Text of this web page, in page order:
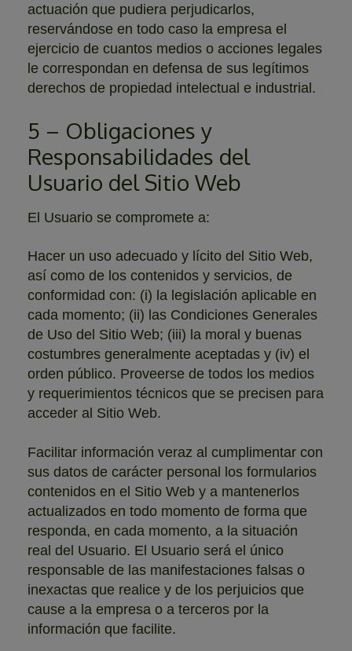
actuación que pudiera perjudicarlos,
reservándose en todo caso la empresa el
ejercicio de cuantos medios o acciones legales
le correspondan en defensa de sus legítimos
derechos de propiedad intelectual e industrial.
5 – Obligaciones y
Responsabilidades del
Usuario del Sitio Web
El Usuario se compromete a:
Hacer un uso adecuado y lícito del Sitio Web,
así como de los contenidos y servicios, de
conformidad con: (i) la legislación aplicable en
cada momento; (ii) las Condiciones Generales
de Uso del Sitio Web; (iii) la moral y buenas
costumbres generalmente aceptadas y (iv) el
orden público. Proveerse de todos los medios
y requerimientos técnicos que se precisen para
acceder al Sitio Web.
Facilitar información veraz al cumplimentar con
sus datos de carácter personal los formularios
contenidos en el Sitio Web y a mantenerlos
actualizados en todo momento de forma que
responda, en cada momento, a la situación
real del Usuario. El Usuario será el único
responsable de las manifestaciones falsas o
inexactas que realice y de los perjuicios que
cause a la empresa o a terceros por la
información que facilite.